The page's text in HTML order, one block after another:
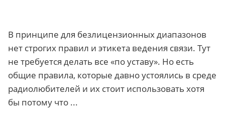
В принципе для безлицензионных диапазонов
нет строгих правил и этикета ведения связи. Тут
не требуется делать все «по уставу». Но есть
общие правила, которые давно устоялись в среде
радиолюбителей и их стоит использовать хотя
бы потому что ...